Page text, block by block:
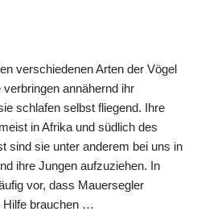
verschiedenen Arten der Vögel
annähernd ihr
schlafen selbst fliegend. Ihre
in Afrika und südlich des
sind sie unter anderem bei uns in
ihre Jungen aufzuziehen. In
vor, dass Mauersegler
Hilfe brauchen …